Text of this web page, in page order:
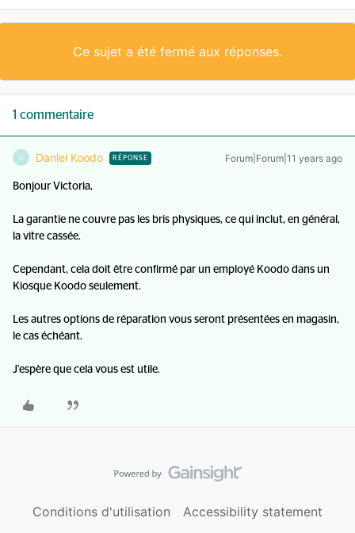
Ce sujet a été fermé aux réponses.
1 commentaire
D Daniel Koodo RÉPONSE Forum|Forum|11 years ago
Bonjour Victoria,
La garantie ne couvre pas les bris physiques, ce qui inclut, en général,
la vitre cassée.
Cependant, cela doit être confirmé par un employé Koodo dans un
Kiosque Koodo seulement.
Les autres options de réparation vous seront présentées en magasin,
le cas échéant.
J’espère que cela vous est utile.
Conditions d'utilisation Accessibility statement